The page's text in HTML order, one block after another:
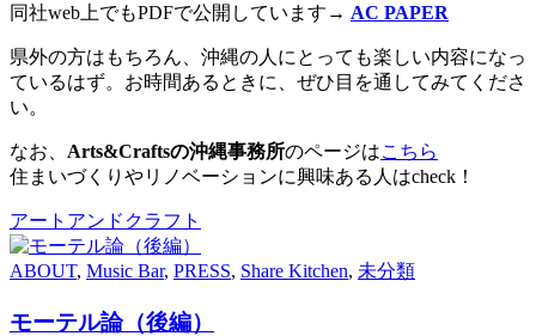
同社web上でもPDFで公開しています→ AC PAPER
県外の方はもちろん、沖縄の人にとっても楽しい内容になっ
ているはず。お時間あるときに、ぜひ目を通してみてくださ
い。
なお、 Arts&Craftsの沖縄事務所のページはこちら
住まいづくりやリノベーションに興味ある人はcheck！
アートアンドクラフト
ABOUT, Music Bar, PRESS, Share Kitchen, 未分類
モーテル論（後編）